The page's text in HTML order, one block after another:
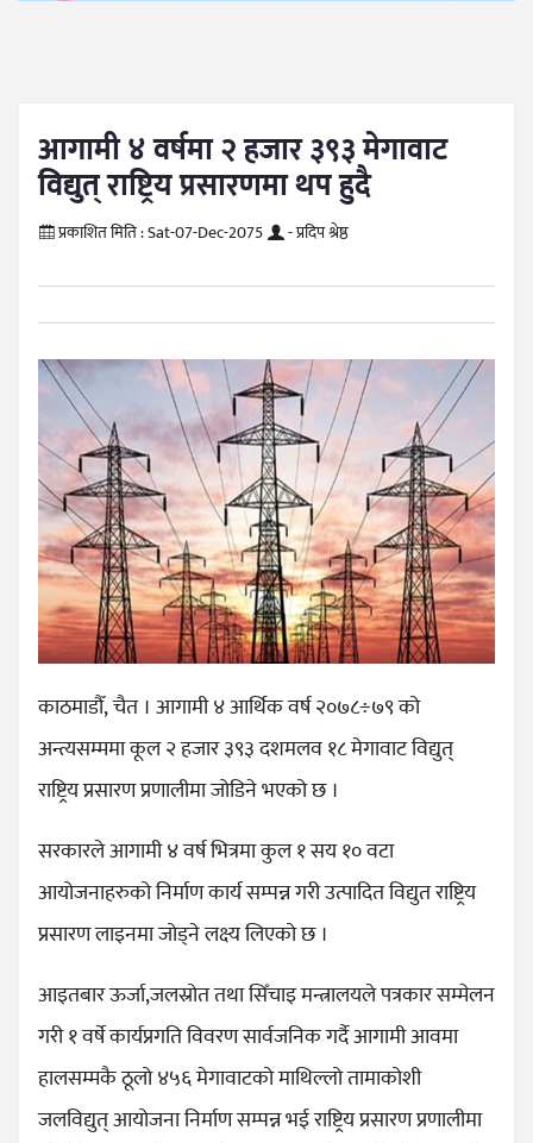
आगामी ४ वर्षमा २ हजार ३९३ मेगावाट
विद्युत् राष्ट्रिय प्रसारणमा थप हुदै
प्रकाशित मिति :Sat-07-Dec-2075 - प्रदिप श्रेष्ठ
काठमाडौँ, चैत । आगामी ४ आर्थिक वर्ष २०७८÷७९ को
अन्त्यसम्ममा कूल २ हजार ३९३ दशमलव १८ मेगावाट विद्युत्
राष्ट्रिय प्रसारण प्रणालीमा जोडिने भएको छ ।
सरकारले आगामी ४ वर्ष भित्रमा कुल १ सय १० वटा
आयोजनाहरुको निर्माण कार्य सम्पन्न गरी उत्पादित विद्युत राष्ट्रिय
प्रसारण लाइनमा जोड्ने लक्ष्य लिएको छ ।
आइतबार ऊर्जा,जलस्रोत तथा सिँचाइ मन्त्रालयले पत्रकार सम्मेलन
गरी १ वर्षे कार्यप्रगति विवरण सार्वजनिक गर्दै आगामी आवमा
हालसम्मकै ठूलो ४५६ मेगावाटको माथिल्लो तामाकोशी
जलविद्युत् आयोजना निर्माण सम्पन्न भई राष्ट्रिय प्रसारण प्रणालीमा